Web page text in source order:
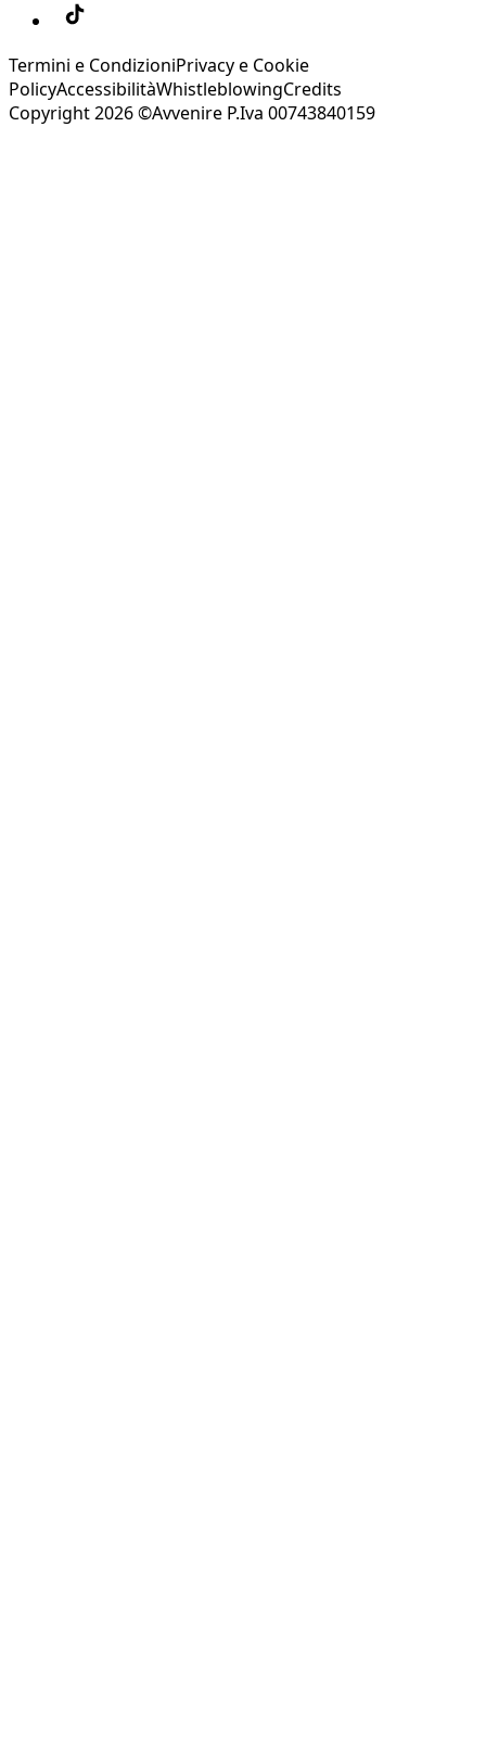
Termini e CondizioniPrivacy e Cookie
PolicyAccessibilitàWhistleblowingCredits
Copyright 2026 ©Avvenire P.Iva 00743840159